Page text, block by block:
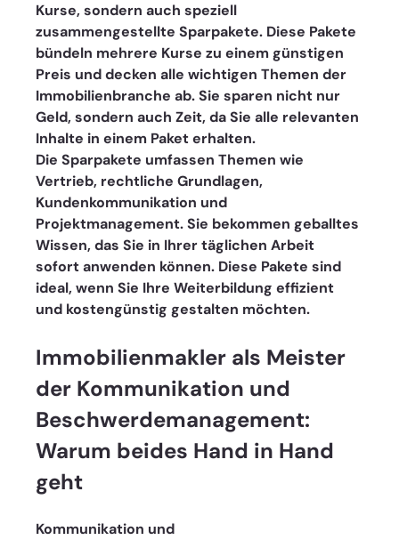
Kurse, sondern auch speziell
zusammengestellte Sparpakete. Diese Pakete
bündeln mehrere Kurse zu einem günstigen
Preis und decken alle wichtigen Themen der
Immobilienbranche ab. Sie sparen nicht nur
Geld, sondern auch Zeit, da Sie alle relevanten
Inhalte in einem Paket erhalten.
Die Sparpakete umfassen Themen wie
Vertrieb, rechtliche Grundlagen,
Kundenkommunikation und
Projektmanagement. Sie bekommen geballtes
Wissen, das Sie in Ihrer täglichen Arbeit
sofort anwenden können. Diese Pakete sind
ideal, wenn Sie Ihre Weiterbildung effizient
und kostengünstig gestalten möchten.
Immobilienmakler als Meister
der Kommunikation und
Beschwerdemanagement:
Warum beides Hand in Hand
geht
Kommunikation und